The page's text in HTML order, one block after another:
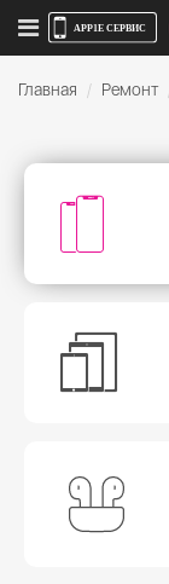
Главная Ремонт